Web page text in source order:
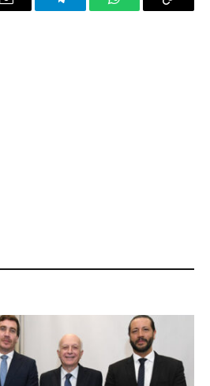
Email TelegramWhatsAppCopy